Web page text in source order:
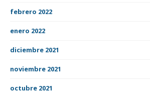
febrero 2022
enero 2022
diciembre 2021
noviembre 2021
octubre 2021